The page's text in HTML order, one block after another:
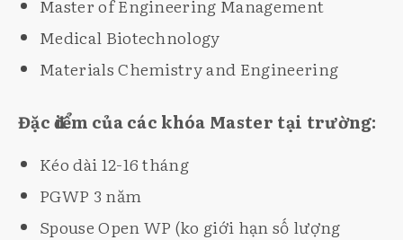
Master of Engineering Management
Medical Biotechnology
Materials Chemistry and Engineering
Đặc điểm của các khóa Master tại trường:
Kéo dài 12-16 tháng
PGWP 3 năm
Spouse Open WP (ko giới hạn số lượng